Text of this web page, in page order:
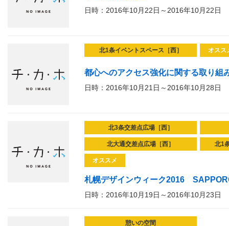
日時：2016年10月22日～2016年10月22日
北1条イベントスペース［西］ オスス
都心へのアクセス強化に関する取り組
日時：2016年10月21日～2016年10月28日
北3条交差点広場［西］
北大通交差点広場［西］ 北1
オススメ
札幌デザインウィーク2016
日時：2016年10月19日～2016年10月23日
憩いの空間